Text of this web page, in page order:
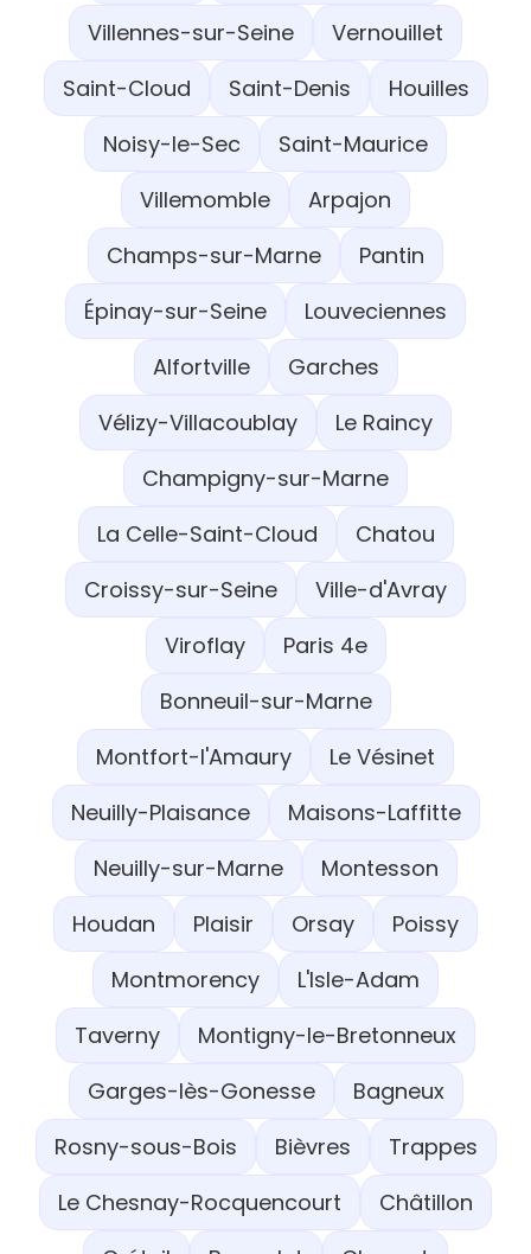
Villennes-sur-Seine
Vernouillet
Saint-Cloud
Saint-Denis
Houilles
Noisy-le-Sec
Saint-Maurice
Villemomble
Arpajon
Champs-sur-Marne
Pantin
Épinay-sur-Seine
Louveciennes
Alfortville
Garches
Vélizy-Villacoublay
Le Raincy
Champigny-sur-Marne
La Celle-Saint-Cloud
Chatou
Croissy-sur-Seine
Ville-d'Avray
Viroflay
Paris 4e
Bonneuil-sur-Marne
Montfort-l'Amaury
Le Vésinet
Neuilly-Plaisance
Maisons-Laffitte
Neuilly-sur-Marne
Montesson
Houdan
Plaisir Orsay
Poissy
Montmorency
L'Isle-Adam
Taverny
Montigny-le-Bretonneux
Garges-lès-Gonesse
Bagneux
Rosny-sous-Bois
Bièvres
Trappes
Le Chesnay-Rocquencourt
Châtillon